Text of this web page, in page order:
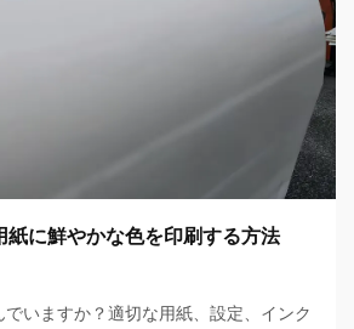
紙に鮮やかな色を印刷する方法
いますか？適切な用紙、設定、インク